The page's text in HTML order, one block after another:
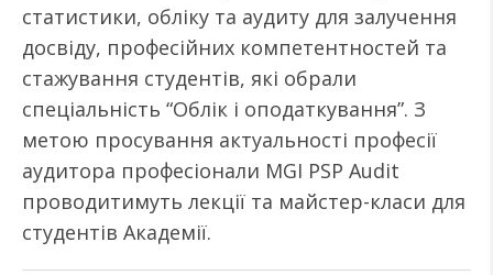
статистики, обліку та аудиту для залучення
досвіду, професійних компетентностей та
стажування студентів, які обрали
спеціальність “Облік і оподаткування”. З
метою просування актуальності професії
аудитора професіонали MGI PSP Audit
проводитимуть лекції та майстер-класи для
студентів Академії.